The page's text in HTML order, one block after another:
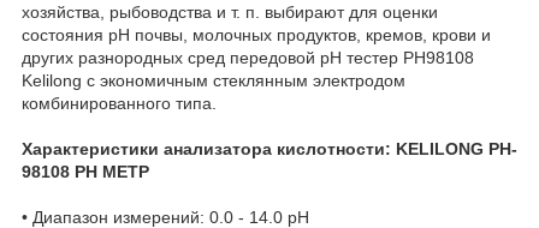
хозяйства, рыбоводства и т. п. выбирают для оценки
состояния рН почвы, молочных продуктов, кремов, крови и
других разнородных сред передовой рН тестер PH98108
Kelilong с экономичным стеклянным электродом
комбинированного типа.
Характеристики анализатора кислотности: KELILONG PH-
98108 PH МЕТР
• Диапазон измерений: 0.0 - 14.0 pH